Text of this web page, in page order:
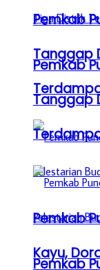
Pemkab
Tanggap
Pemkab
Kayu,
Pemkab
Tanggap
Pemkab